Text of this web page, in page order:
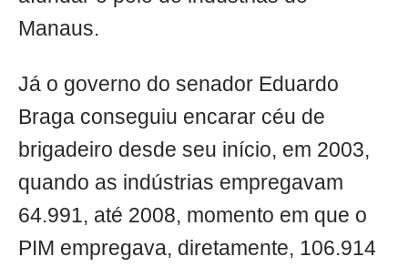
Manaus.
Já o governo do senador Eduardo
Braga conseguiu encarar céu de
brigadeiro desde seu início, em 2003,
quando as indústrias empregavam
64.991, até 2008, momento em que o
PIM empregava, diretamente, 106.914